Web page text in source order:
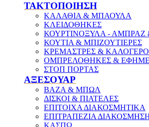
ΤΑΚΤΟΠΟΙΗΣΗ
ΚΑΛΑΘΙΑ & ΜΠΑΟΥΛΑ
ΚΛΕΙΔΟΘΗΚΕΣ
ΚΟΥΡΤΙΝΟΞΥΛΑ -
ΚΟΥΤΙΑ & ΜΠΙΖΟΥΤΙΕΡΕΣ
ΚΡΕΜΑΣΤΡΕΣ &
ΟΜΠΡΕΛΟΘΗΚΕΣ &
ΣΤΟΠ ΠΟΡΤΑΣ
ΑΞΕΣΟΥΑΡ
ΒΑΖΑ & ΜΠΩΛ
ΔΙΣΚΟΙ & ΠΙΑΤΕΛΕΣ
ΕΠΙΤΟΙΧΑ ΔΙΑΚΟΣΜΗΤΙΚΑ
ΕΠΙΤΡΑΠΕΖΙΑ
ΚΑΣΠΩ